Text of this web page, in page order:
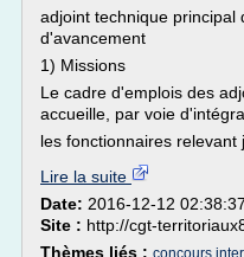
adjoint technique principal
d'avancement
1) Missions
Le cadre d'emplois des
accueille, par voie
les fonctionnaires relevant
Lire la suite
Date: 2016-12-12 02:38:37
Site : http://cgt-
Thèmes liés : concours